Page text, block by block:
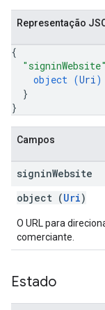
Representação
{
"signinWebsite"
object (Uri)
}
}
Campos
signinWebsite
object (Uri)
O URL para
comerciante.
Estado